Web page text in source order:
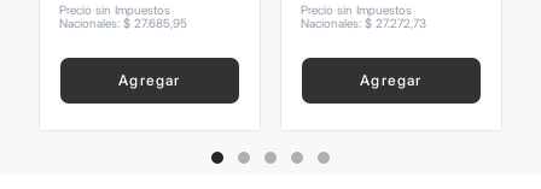
Precio sin Impuestos
Nacionales: $ 27.68595
Agregar
Precio sin Impuestos
Nacionales: $ 27.272 73
Agregar